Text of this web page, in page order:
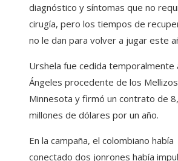
diagnóstico y síntomas que no
cirugía, pero los tiempos de
no le dan para volver a jugar este
Urshela fue cedida temporalmente
Ángeles procedente de los
Minnesota y firmó un contrato de
millones de dólares por un año.
En la campaña, el colombiano había
conectado dos jonrones había